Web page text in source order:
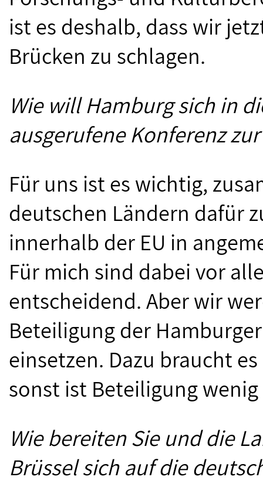
ist es deshalb, dass wir
Brücken zu schlagen.
Wie will Hamburg sich in
ausgerufene Konferenz
Für uns ist es wichtig,
deutschen Ländern dafür
innerhalb der EU in
Für mich sind dabei vor
entscheidend. Aber wir
Beteiligung der
einsetzen. Dazu braucht
sonst ist Beteiligung
Wie bereiten Sie und die
Brüssel sich auf die